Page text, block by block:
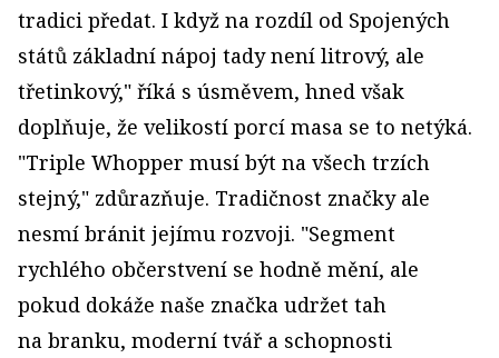
tradici předat. I když na rozdíl od Spojených
států základní nápoj tady není litrový, ale
třetinkový," říká s úsměvem, hned však
doplňuje, že velikostí porcí masa se to netýká.
"Triple Whopper musí být na všech trzích
stejný," zdůrazňuje. Tradičnost značky ale
nesmí bránit jejímu rozvoji. "Segment
rychlého občerstvení se hodně mění, ale
pokud dokáže naše značka udržet tah
na branku, moderní tvář a schopnosti